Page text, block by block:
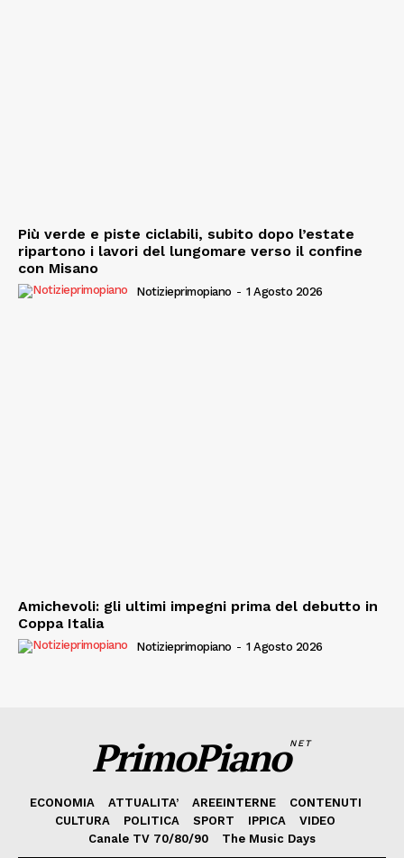
Più verde e piste ciclabili, subito dopo l’estate
ripartono i lavori del lungomare verso il confine
con Misano
Notizieprimopiano - 1 Agosto 2026
Amichevoli: gli ultimi impegni prima del debutto in
Coppa Italia
Notizieprimopiano - 1 Agosto 2026
PrimoPianoNET
ECONOMIA ATTUALITA’ AREEINTERNE
CONTENUTI
CULTURA
POLITICA SPORT IPPICA
VIDEO
Canale TV 70/80/90
The Music Days